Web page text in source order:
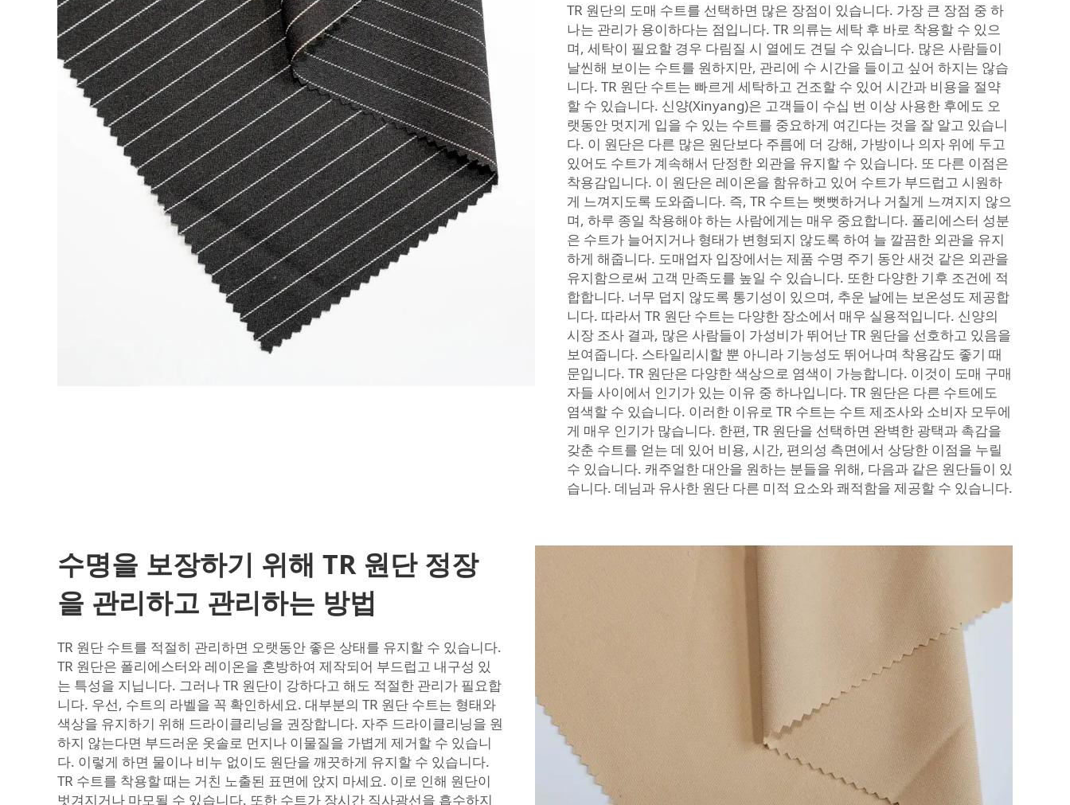
TR 원단의 도매 수트를 선택하면 많은 장점이 있습니다. 가장 큰 장점 중 하
나는 관리가 용이하다는 점입니다. TR 의류는 세탁 후 바로 착용할 수 있으
며, 세탁이 필요할 경우 다림질 시 열에도 견딜 수 있습니다. 많은 사람들이
날씬해 보이는 수트를 원하지만, 관리에 수 시간을 들이고 싶어 하지는 않습
니다. TR 원단 수트는 빠르게 세탁하고 건조할 수 있어 시간과 비용을 절약
할 수 있습니다. 신양(Xinyang)은 고객들이 수십 번 이상 사용한 후에도 오
랫동안 멋지게 입을 수 있는 수트를 중요하게 여긴다는 것을 잘 알고 있습니
다. 이 원단은 다른 많은 원단보다 주름에 더 강해, 가방이나 의자 위에 두고
있어도 수트가 계속해서 단정한 외관을 유지할 수 있습니다. 또 다른 이점은
착용감입니다. 이 원단은 레이온을 함유하고 있어 수트가 부드럽고 시원하
게 느껴지도록 도와줍니다. 즉, TR 수트는 뻣뻣하거나 거칠게 느껴지지 않으
며, 하루 종일 착용해야 하는 사람에게는 매우 중요합니다. 폴리에스터 성분
은 수트가 늘어지거나 형태가 변형되지 않도록 하여 늘 깔끔한 외관을 유지
하게 해줍니다. 도매업자 입장에서는 제품 수명 주기 동안 새것 같은 외관을
유지함으로써 고객 만족도를 높일 수 있습니다. 또한 다양한 기후 조건에 적
합합니다. 너무 덥지 않도록 통기성이 있으며, 추운 날에는 보온성도 제공합
니다. 따라서 TR 원단 수트는 다양한 장소에서 매우 실용적입니다. 신양의
시장 조사 결과, 많은 사람들이 가성비가 뛰어난 TR 원단을 선호하고 있음을
보여줍니다. 스타일리시할 뿐 아니라 기능성도 뛰어나며 착용감도 좋기 때
문입니다. TR 원단은 다양한 색상으로 염색이 가능합니다. 이것이 도매 구매
자들 사이에서 인기가 있는 이유 중 하나입니다. TR 원단은 다른 수트에도
염색할 수 있습니다. 이러한 이유로 TR 수트는 수트 제조사와 소비자 모두에
게 매우 인기가 많습니다. 한편, TR 원단을 선택하면 완벽한 광택과 촉감을
갖춘 수트를 얻는 데 있어 비용, 시간, 편의성 측면에서 상당한 이점을 누릴
수 있습니다. 캐주얼한 대안을 원하는 분들을 위해, 다음과 같은 원단들이 있
습니다. 데님과 유사한 원단 다른 미적 요소와 쾌적함을 제공할 수 있습니다.
수명을 보장하기 위해 TR 원단 정장
을 관리하고 관리하는 방법
TR 원단 수트를 적절히 관리하면 오랫동안 좋은 상태를 유지할 수 있습니다.
TR 원단은 폴리에스터와 레이온을 혼방하여 제작되어 부드럽고 내구성 있
는 특성을 지닙니다. 그러나 TR 원단이 강하다고 해도 적절한 관리가 필요합
니다. 우선, 수트의 라벨을 꼭 확인하세요. 대부분의 TR 원단 수트는 형태와
색상을 유지하기 위해 드라이클리닝을 권장합니다. 자주 드라이클리닝을 원
하지 않는다면 부드러운 옷솔로 먼지나 이물질을 가볍게 제거할 수 있습니
다. 이렇게 하면 물이나 비누 없이도 원단을 깨끗하게 유지할 수 있습니다.
TR 수트를 착용할 때는 거친 노출된 표면에 앉지 마세요. 이로 인해 원단이
벗겨지거나 마모될 수 있습니다. 또한 수트가 장시간 직사광선을 흡수하지